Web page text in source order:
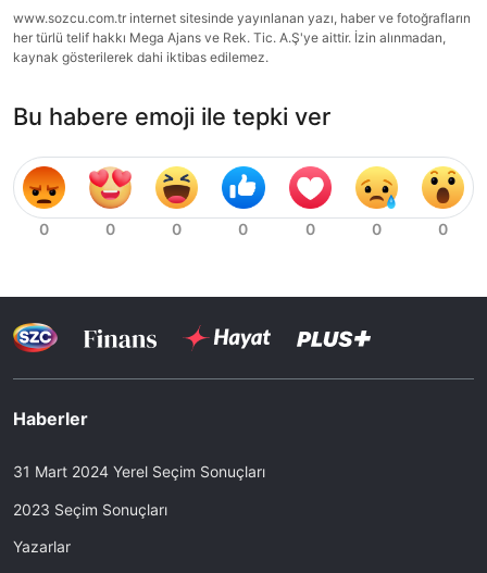
www.sozcu.com.tr internet sitesinde yayınlanan yazı, haber ve fotoğrafların
her türlü telif hakkı Mega Ajans ve Rek. Tic. A.Ş'ye aittir. İzin alınmadan,
kaynak gösterilerek dahi iktibas edilemez.
Bu habere emoji ile tepki ver
Haberler
31 Mart 2024 Yerel Seçim Sonuçları
2023 Seçim Sonuçları
Yazarlar